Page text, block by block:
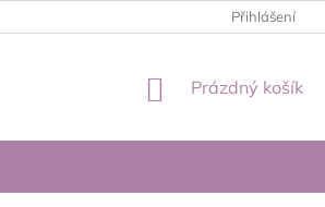
Přihlášení
NÁKUPNÍ
Prázdný košík